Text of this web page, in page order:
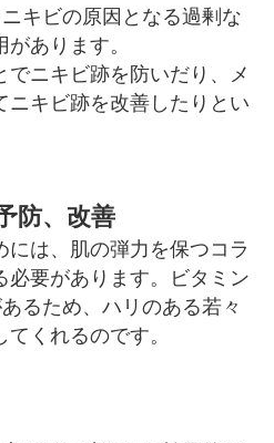
キビの原因となる過剰な
あります。
ニキビ跡を防いだり、メ
ニキビ跡を改善したりとい
防、改善
は、肌の弾力を保つコラ
必要があります。ビタミン
るため、ハリのある若々
くれるのです。